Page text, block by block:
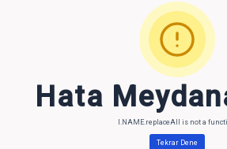
Hata
l.NAME.replaceAll is not a
Tekrar Dene